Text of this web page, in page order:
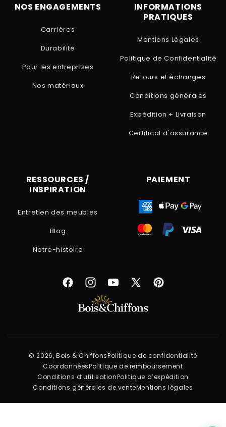
NOS ENGAGEMENTS
Carrières
Durabilité
Pour les entreprises
Nos matériaux
INFORMATIONS
PRATIQUES
Mentions Légales
Politique de Confidentialité
Retours et échanges
Conditions générales
Expédition + Livraison
Certificat d'assurance
RESSOURCES /
INSPIRATION
Entretien des meubles
Blog
Notre-histoire
PAIEMENT
FacebookInstagramYouTube
X
Pinterest
© 2026, Bois & ChiffonsPolitique de confidentialité
CoordonnéesPolitique de remboursement
Conditions d’utilisationPolitique d’expédition
Conditions générales de venteMentions légales